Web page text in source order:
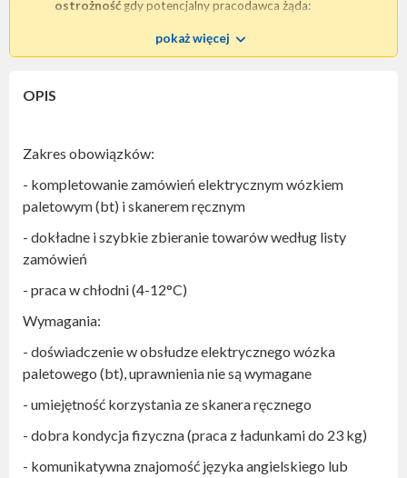
ostrożność gdy potencjalny pracodawca żąda:
przesłania skanu / kopii dowodu osobistego
z nami
niezbędne dane kontaktowe pozwalające jednoznacznie
zidentyfikować pracodawcę;
adres e-mail (najlepiej w domenie firmowej, a nie
darmowy - typu: @gmail.com, @wp.pl, @o2.pl, itp.),
adres siedziby.
pokaż więcej
OPIS
Zakres obowiązków:
- kompletowanie zamówień elektrycznym wózkiem
paletowym (bt) i skanerem ręcznym
- dokładne i szybkie zbieranie towarów według listy
zamówień
- praca w chłodni (4-12°C)
Wymagania:
- doświadczenie w obsłudze elektrycznego wózka
paletowego (bt), uprawnienia nie są wymagane
- umiejętność korzystania ze skanera ręcznego
- dobra kondycja fizyczna (praca z ładunkami do 23 kg)
- komunikatywna znajomość języka angielskiego lub